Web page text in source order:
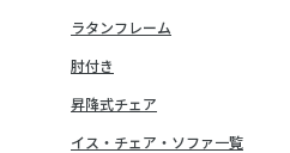
ラタンフレーム
肘付き
昇降式チェア
イス・チェア・ソファ一覧